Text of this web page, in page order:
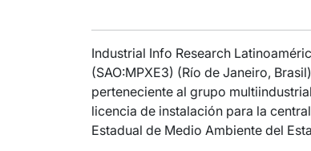
Industrial Info Research
(SAO:MPXE3) (Río de Janeiro,
perteneciente al grupo multiindustrial
licencia de instalación para la
Estadual de Medio Ambiente del